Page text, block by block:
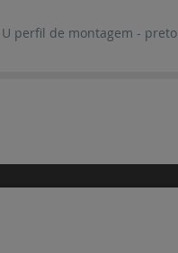
perfil de montagem - preto